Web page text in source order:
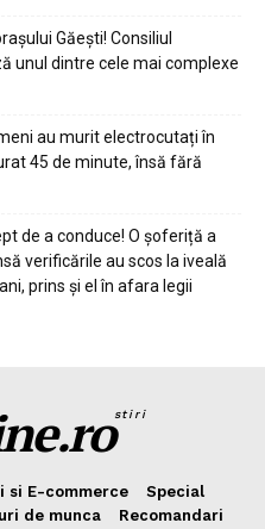
Găești! Consiliul
unul dintre cele mai complexe
au murit electrocutați în
45 de minute, însă fără
de a conduce! O șoferiță a
verificările au scos la iveală
prins și el în afara legii
stiri
si E-commerce
Special
de munca
Recomandari